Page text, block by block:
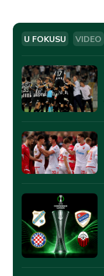
U FOKUSU VIDEO